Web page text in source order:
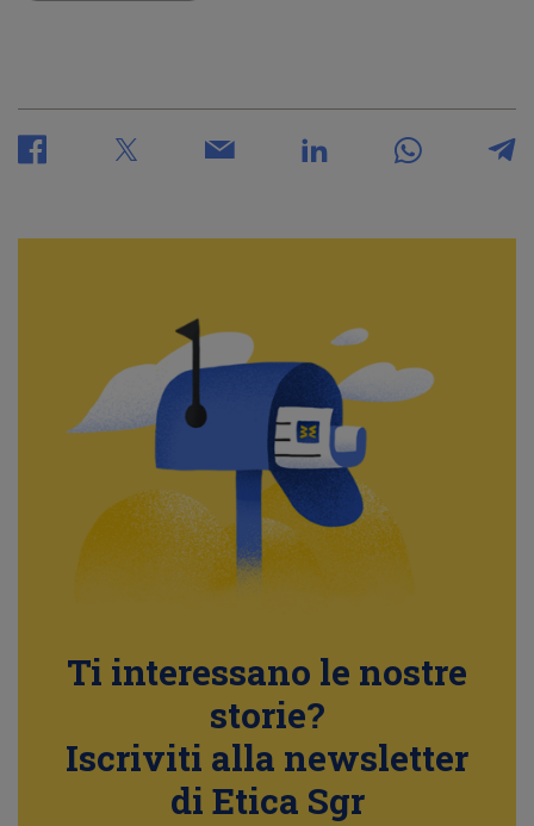
Ti interessano le nostre
storie?
Iscriviti alla newsletter
di Etica Sgr